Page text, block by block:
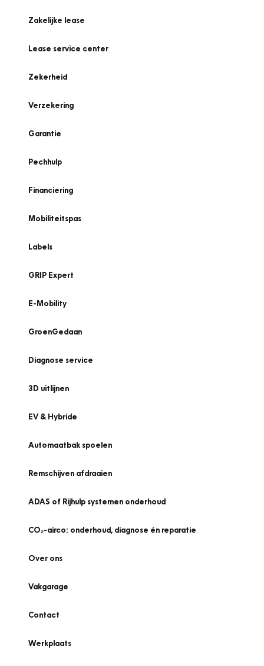
Zakelijke lease
Lease service center
Zekerheid
Verzekering
Garantie
Pechhulp
Financiering
Mobiliteitspas
Labels
GRIP Expert
E-Mobility
GroenGedaan
Diagnose service
3D uitlijnen
EV & Hybride
Automaatbak spoelen
Remschijven afdraaien
ADAS of Rijhulp systemen onderhoud
CO₂-airco: onderhoud, diagnose én reparatie
Over ons
Vakgarage
Contact
Werkplaats